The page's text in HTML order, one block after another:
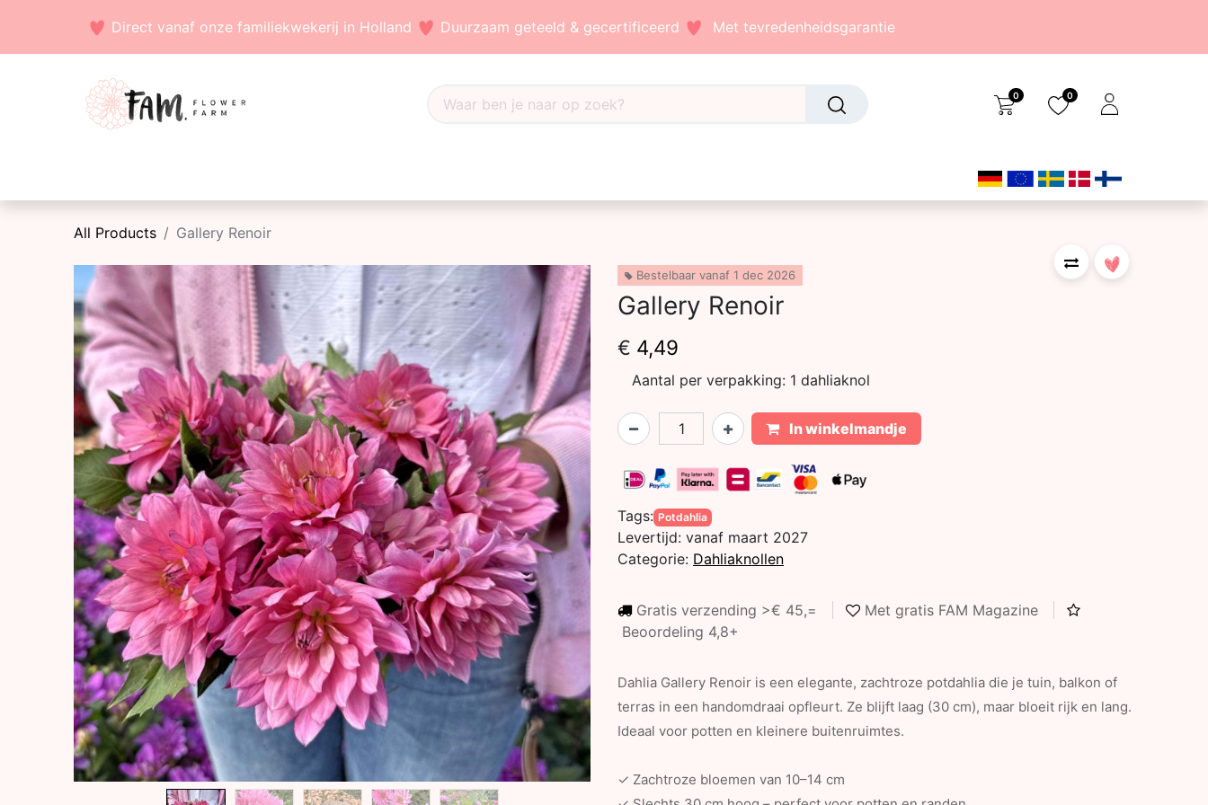
Direct vanaf onze familiekwekerij in Holland Duurzaam geteeld & gecertificeerd Met tevredenheidsgarantie
0 0
All Products Gallery Renoir
Bestelbaar vanaf 1 dec 2026
Gallery Renoir
€ 4,49
Aantal per verpakking: 1 dahliaknol
In winkelmandje
Tags: Potdahlia
Levertijd: vanaf maart 2027
Categorie: Dahliaknollen
Gratis verzending >€ 45,=
Met gratis FAM Magazine
Beoordeling 4,8+
Dahlia Gallery Renoir is een elegante, zachtroze potdahlia die je tuin, balkon of
terras in een handomdraai opfleurt. Ze blijft laag (30 cm), maar bloeit rijk en lang.
Ideaal voor potten en kleinere buitenruimtes.
✓ Zachtroze bloemen van 10–14 cm